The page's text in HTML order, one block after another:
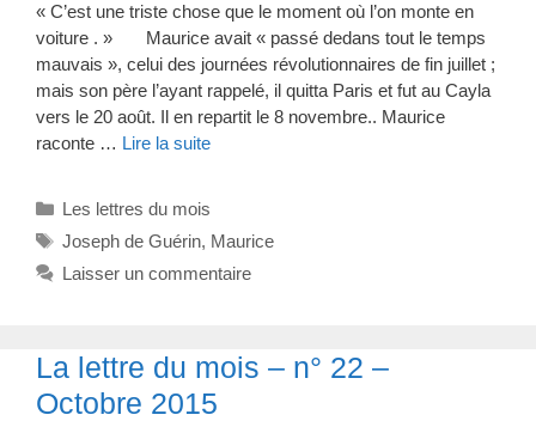
« C’est une triste chose que le moment où l’on monte en
voiture . » Maurice avait « passé dedans tout le temps
mauvais », celui des journées révolutionnaires de fin juillet ;
mais son père l’ayant rappelé, il quitta Paris et fut au Cayla
vers le 20 août. Il en repartit le 8 novembre.. Maurice
raconte … Lire la suite
Catégories
Les lettres du mois
Étiquettes
Joseph de Guérin, Maurice
Laisser un commentaire
La lettre du mois – n° 22 –
Octobre 2015